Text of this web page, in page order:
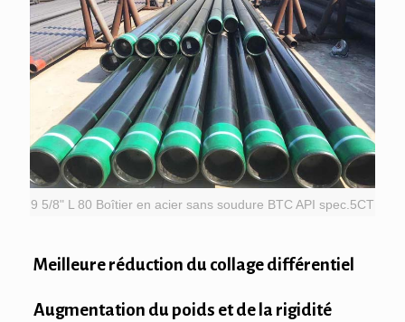
9 5/8" L 80 Boîtier en acier sans soudure BTC API spec.5CT
Meilleure réduction du collage différentiel
Augmentation du poids et de la rigidité